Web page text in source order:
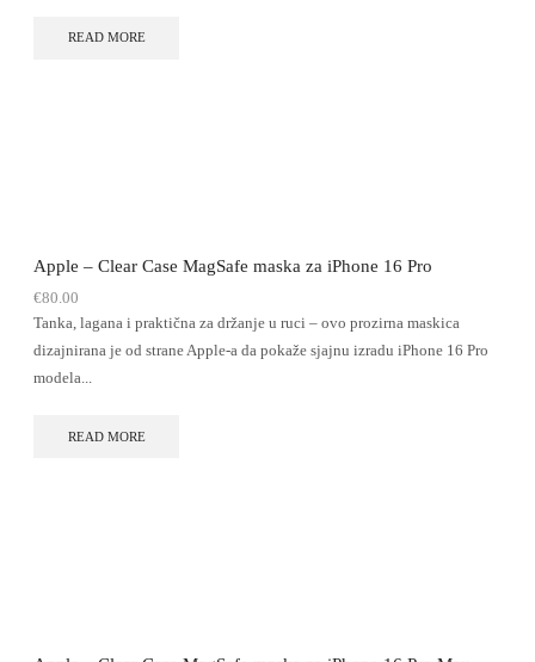
READ MORE
Apple – Clear Case MagSafe maska za iPhone 16 Pro
€80.00
Tanka, lagana i praktična za držanje u ruci – ovo prozirna maskica
dizajnirana je od strane Apple-a da pokaže sjajnu izradu iPhone 16 Pro
modela...
READ MORE